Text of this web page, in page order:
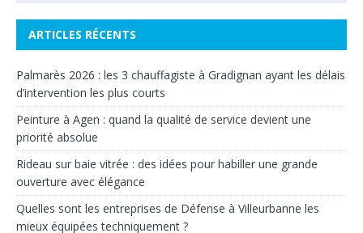
ARTICLES RÉCENTS
Palmarès 2026 : les 3 chauffagiste à Gradignan ayant les délais
d’intervention les plus courts
Peinture à Agen : quand la qualité de service devient une
priorité absolue
Rideau sur baie vitrée : des idées pour habiller une grande
ouverture avec élégance
Quelles sont les entreprises de Défense à Villeurbanne les
mieux équipées techniquement ?